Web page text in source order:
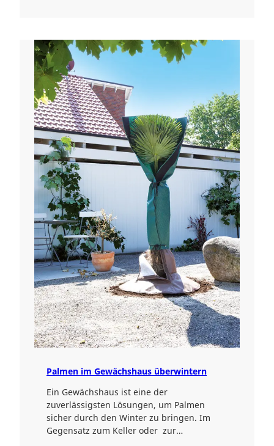
Palmen im Gewächshaus überwintern
Ein Gewächshaus ist eine der
zuverlässigsten Lösungen, um Palmen
sicher durch den Winter zu bringen. Im
Gegensatz zum Keller oder zur…